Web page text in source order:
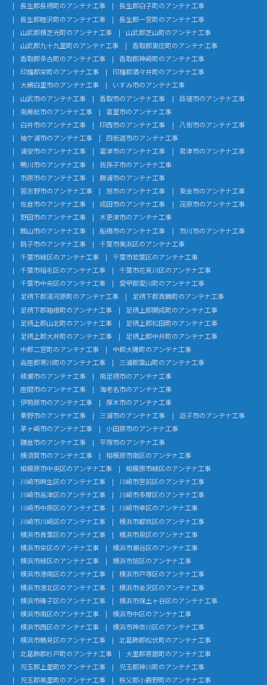
長生郡長柄町のアンテナ工事
長生郡白子町のアンテナ工事
長生郡睦沢町のアンテナ工事
長生郡一宮町のアンテナ工事
山武郡横芝光町のアンテナ工事
山武郡芝山町のアンテナ工事
山武郡九十九里町のアンテナ工事
香取郡東庄町のアンテナ工事
香取郡多古町のアンテナ工事
香取郡神崎町のアンテナ工事
印旛郡栄町のアンテナ工事
印旛郡酒々井町のアンテナ工事
大網白里市のアンテナ工事
いすみ市のアンテナ工事
山武市のアンテナ工事
香取市のアンテナ工事
匝瑳市のアンテナ工事
南房総市のアンテナ工事
富里市のアンテナ工事
白井市のアンテナ工事
印西市のアンテナ工事
八街市のアンテナ工事
袖ケ浦市のアンテナ工事
四街道市のアンテナ工事
浦安市のアンテナ工事
富津市のアンテナ工事
君津市のアンテナ工事
鴨川市のアンテナ工事
我孫子市のアンテナ工事
市原市のアンテナ工事
勝浦市のアンテナ工事
習志野市のアンテナ工事
旭市のアンテナ工事
東金市のアンテナ工事
佐倉市のアンテナ工事
成田市のアンテナ工事
茂原市のアンテナ工事
野田市のアンテナ工事
木更津市のアンテナ工事
館山市のアンテナ工事
船橋市のアンテナ工事
市川市のアンテナ工事
銚子市のアンテナ工事
千葉市美浜区のアンテナ工事
千葉市緑区のアンテナ工事
千葉市若葉区のアンテナ工事
千葉市稲毛区のアンテナ工事
千葉市花見川区のアンテナ工事
千葉市中央区のアンテナ工事
愛甲郡愛川町のアンテナ工事
足柄下郡湯河原町のアンテナ工事
足柄下郡真鶴町のアンテナ工事
足柄下郡箱根町のアンテナ工事
足柄上郡開成町のアンテナ工事
足柄上郡山北町のアンテナ工事
足柄上郡松田町のアンテナ工事
足柄上郡大井町のアンテナ工事
足柄上郡中井町のアンテナ工事
中郡二宮町のアンテナ工事
中郡大磯町のアンテナ工事
高座郡寒川町のアンテナ工事
三浦郡葉山町のアンテナ工事
綾瀬市のアンテナ工事
南足柄市のアンテナ工事
座間市のアンテナ工事
海老名市のアンテナ工事
伊勢原市のアンテナ工事
厚木市のアンテナ工事
秦野市のアンテナ工事
三浦市のアンテナ工事
逗子市のアンテナ工事
茅ヶ崎市のアンテナ工事
小田原市のアンテナ工事
鎌倉市のアンテナ工事
平塚市のアンテナ工事
横須賀市のアンテナ工事
相模原市南区のアンテナ工事
相模原市中央区のアンテナ工事
相模原市緑区のアンテナ工事
川崎市麻生区のアンテナ工事
川崎市宮前区のアンテナ工事
川崎市高津区のアンテナ工事
川崎市多摩区のアンテナ工事
川崎市中原区のアンテナ工事
川崎市幸区のアンテナ工事
川崎市川崎区のアンテナ工事
横浜市都筑区のアンテナ工事
横浜市青葉区のアンテナ工事
横浜市泉区のアンテナ工事
横浜市栄区のアンテナ工事
横浜市瀬谷区のアンテナ工事
横浜市緑区のアンテナ工事
横浜市旭区のアンテナ工事
横浜市港南区のアンテナ工事
横浜市戸塚区のアンテナ工事
横浜市港北区のアンテナ工事
横浜市金沢区のアンテナ工事
横浜市磯子区のアンテナ工事
横浜市保土ヶ谷区のアンテナ工事
横浜市南区のアンテナ工事
横浜市中区のアンテナ工事
横浜市西区のアンテナ工事
横浜市神奈川区のアンテナ工事
横浜市鶴見区のアンテナ工事
北葛飾郡松伏町のアンテナ工事
北葛飾郡杉戸町のアンテナ工事
大里郡寄居町のアンテナ工事
児玉郡上里町のアンテナ工事
児玉郡神川町のアンテナ工事
児玉郡美里町のアンテナ工事
秩父郡小鹿野町のアンテナ工事